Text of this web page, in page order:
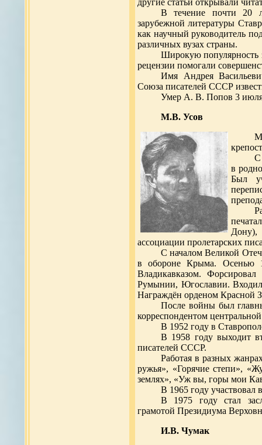
другие статьи открывали
В течение почти 20
зарубежной литературы
как научный руководитель
различных вузах страны.
Широкую популярность
рецензии помогали
Имя Андрея
Союза писателей СССР
Умер А. В. Попов 3 июля
М.В. Усов
С
в
Был
ассоциации пролетарских
С началом Великой
в обороне Крыма. Осенью
Владикавказом.
Румынии, Югославии.
Награждён орденом Красной
После войны был
корреспондентом
В 1952 году в
В 1958 году выходит
писателей СССР.
Работая в разных
ружья», «Горячие степи»,
землях», «Уж вы, горы мои
В 1965 году
В 1975 году стал
грамотой Президиума
И.В. Чумак